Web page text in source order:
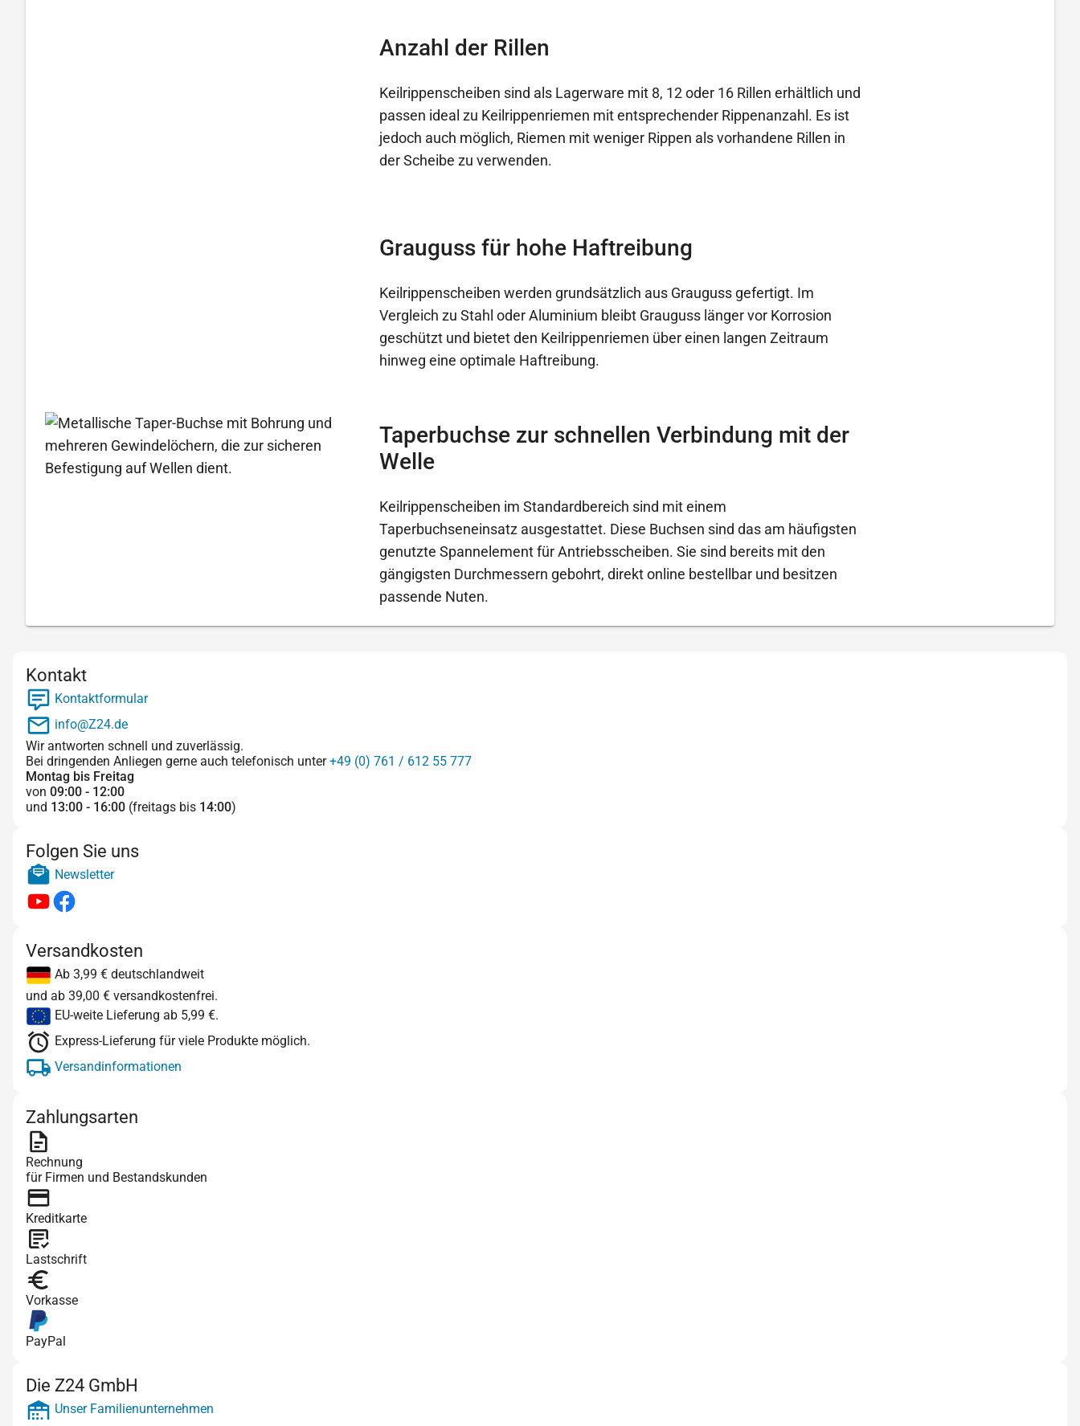
Anzahl der Rillen
Keilrippenscheiben sind als Lagerware mit 8, 12 oder 16 Rillen erhältlich und
passen ideal zu Keilrippenriemen mit entsprechender Rippenanzahl. Es ist
jedoch auch möglich, Riemen mit weniger Rippen als vorhandene Rillen in
der Scheibe zu verwenden.
Grauguss für hohe Haftreibung
Keilrippenscheiben werden grundsätzlich aus Grauguss gefertigt. Im
Vergleich zu Stahl oder Aluminium bleibt Grauguss länger vor Korrosion
geschützt und bietet den Keilrippenriemen über einen langen Zeitraum
hinweg eine optimale Haftreibung.
Taperbuchse zur schnellen Verbindung mit der
Welle
Keilrippenscheiben im Standardbereich sind mit einem
Taperbuchseneinsatz ausgestattet. Diese Buchsen sind das am häufigsten
genutzte Spannelement für Antriebsscheiben. Sie sind bereits mit den
gängigsten Durchmessern gebohrt, direkt online bestellbar und besitzen
passende Nuten.
Kontakt
Kontaktformular
info@Z24.de
Wir antworten schnell und zuverlässig.
Bei dringenden Anliegen gerne auch telefonisch unter+49 (0) 761 / 612 55 777
Montag bis Freitag
von 09:00 - 12:00
und 13:00 - 16:00 (freitags bis 14:00)
Folgen Sie uns
Newsletter
Versandkosten
Ab 3,99 € deutschlandweit
und ab 39,00 € versandkostenfrei.
EU-weite Lieferung ab 5,99 €.
Express-Lieferung für viele Produkte möglich.
Versandinformationen
Zahlungsarten
Rechnung
für Firmen und Bestandskunden
Kreditkarte
Lastschrift
Vorkasse
PayPal
Die Z24 GmbH
Unser Familienunternehmen